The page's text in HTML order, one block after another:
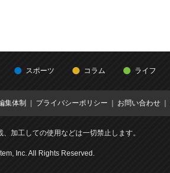
スポーツ コラム ライフ
集体制 プライバシーポリシー お問い合わせ
加工しての使用などは一切禁止します。
Inc. All Rights Reserved.